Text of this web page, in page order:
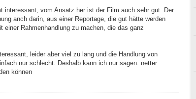
interessant, vom Ansatz her ist der Film auch sehr gut. Der
anch darin, aus einer Reportage, die gut hätte werden
einer Rahmenhandlung zu machen, die das ganz
leider aber viel zu lang und die Handlung von
nur schlecht. Deshalb kann ich nur sagen: netter
können